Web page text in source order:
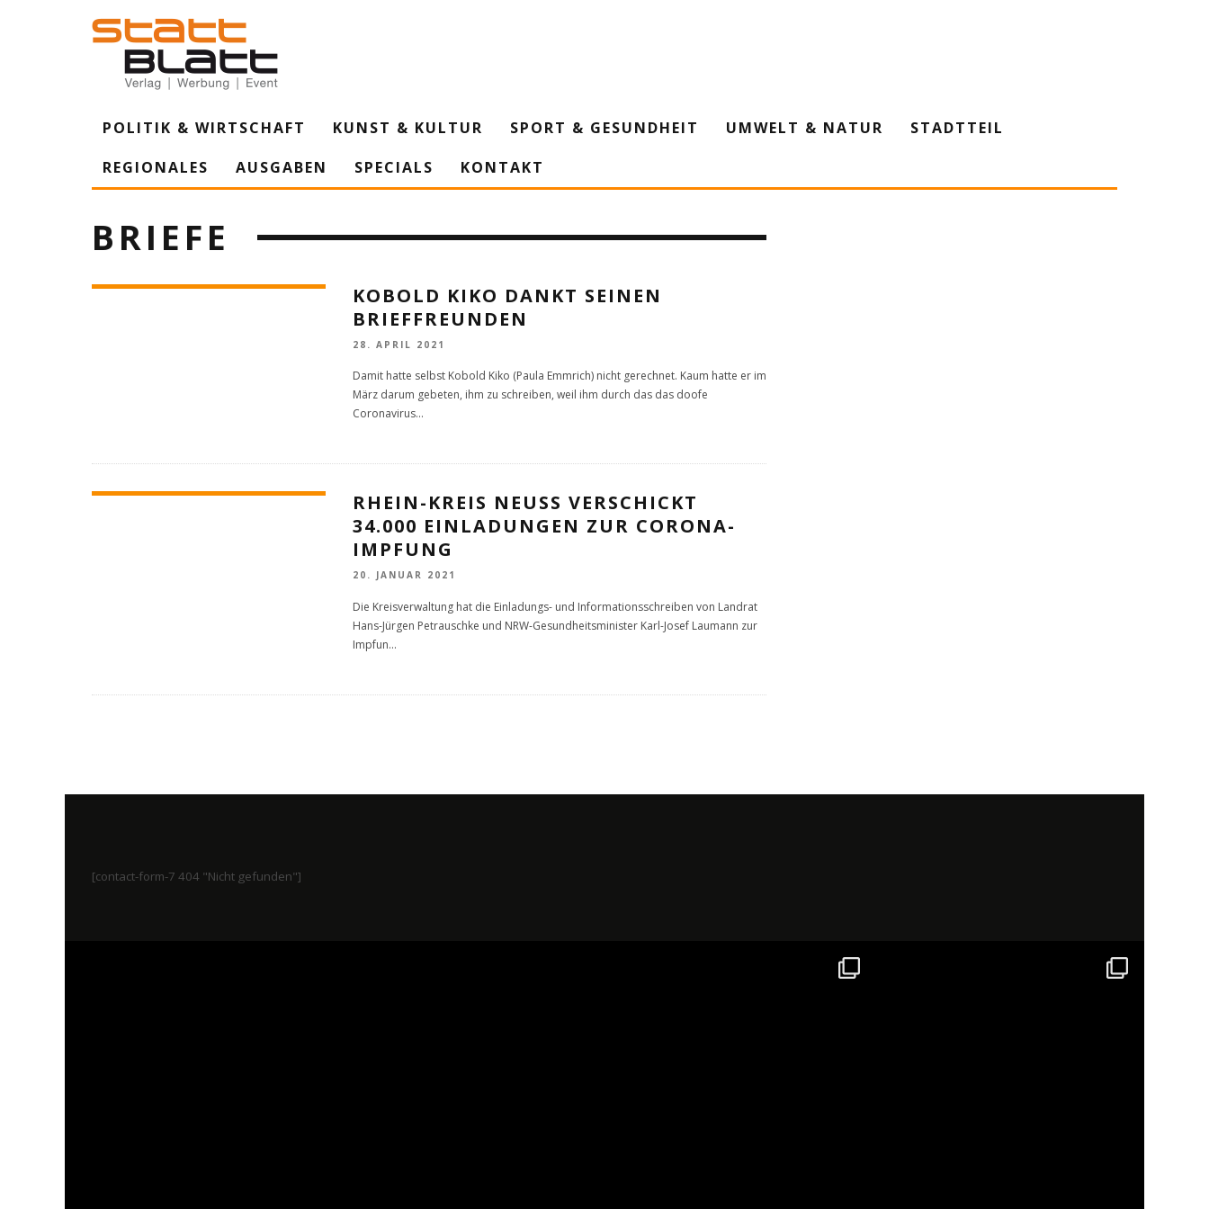
POLITIK & WIRTSCHAFT KUNST & KULTUR SPORT & GESUNDHEIT UMWELT & NATUR
STADTTEIL
REGIONALES
AUSGABEN SPECIALS KONTAKT
BRIEFE
KOBOLD KIKO DANKT SEINEN
BRIEFFREUNDEN
28. APRIL 2021
Damit hatte selbst Kobold Kiko (Paula Emmrich) nicht gerechnet. Kaum hatte er im
März darum gebeten, ihm zu schreiben, weil ihm durch das das doofe
Coronavirus...
RHEIN-KREIS NEUSS VERSCHICKT
34.000 EINLADUNGEN ZUR CORONA-
IMPFUNG
20. JANUAR 2021
Die Kreisverwaltung hat die Einladungs- und Informationsschreiben von Landrat
Hans-Jürgen Petrauschke und NRW-Gesundheitsminister Karl-Josef Laumann zur
Impfun...
[contact-form-7 404 "Nicht gefunden"]